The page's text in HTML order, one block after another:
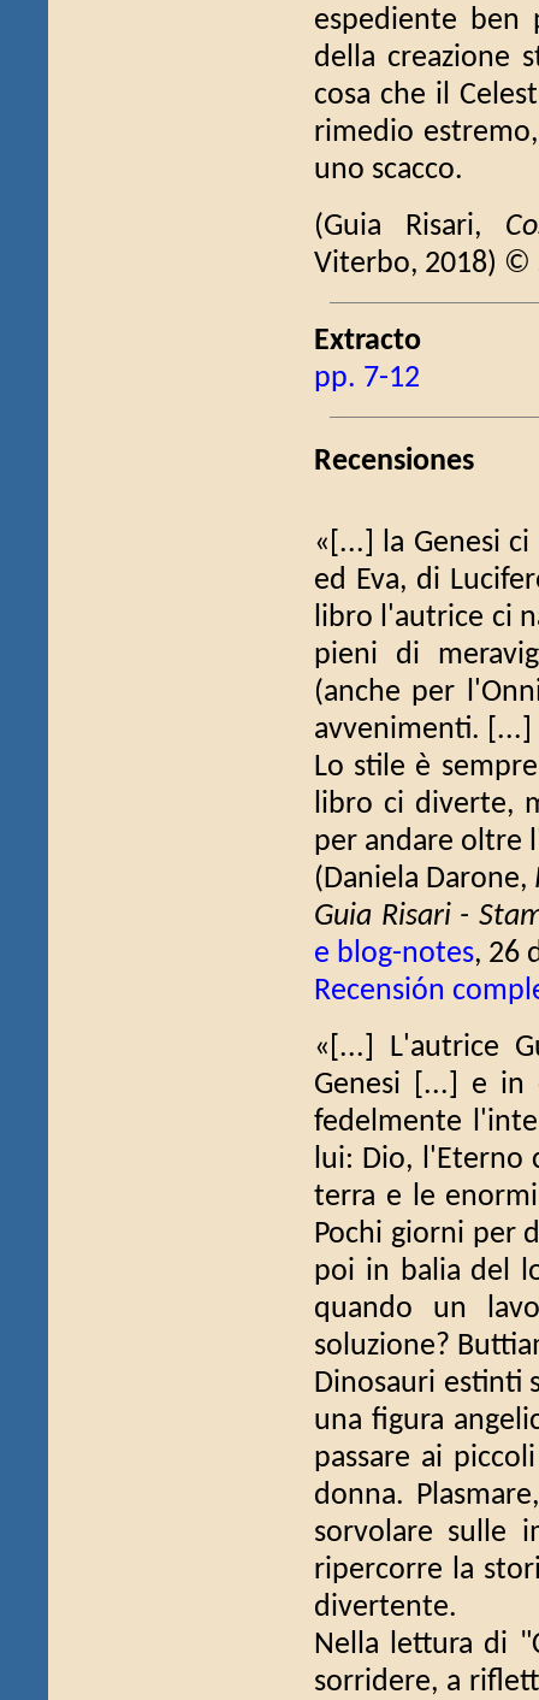
espediente ben
della creazione
cosa che il
rimedio
uno scacco.
(Guia Risari,
Viterbo, 2018) ©
Extracto
pp. 7-12
Recensiones
«[...] la Genesi
ed Eva, di
libro l'autrice ci
pieni di
(anche per
avvenimenti. [...]
Lo stile è
libro ci diverte,
per andare oltre
(Daniela Darone,
Guia Risari -
e blog-notes, 26
Recensión
«[...] L'autrice
Genesi [...] e in
fedelmente
lui: Dio, l'Eterno
terra e le
Pochi giorni per
poi in balia del
quando un
soluzione?
Dinosauri estinti
una figura
passare ai
donna.
sorvolare sulle
ripercorre la
divertente.
Nella lettura di
sorridere, a